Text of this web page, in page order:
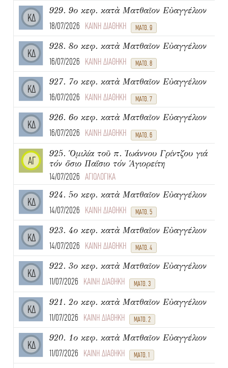
ΚΔ
929. 9ο κεφ. κατὰ Ματθαῖον Εὐαγγέλιον
18/07/2026 ΚΑΙΝΗ ΔΙΑΘΗΚΗ ΜΑΤΘ. 9
ΚΔ
928. 8ο κεφ. κατὰ Ματθαῖον Εὐαγγέλιον
16/07/2026 ΚΑΙΝΗ ΔΙΑΘΗΚΗ ΜΑΤΘ. 8
ΚΔ
927. 7ο κεφ. κατὰ Ματθαῖον Εὐαγγέλιον
16/07/2026 ΚΑΙΝΗ ΔΙΑΘΗΚΗ ΜΑΤΘ. 7
ΚΔ
926. 6ο κεφ. κατὰ Ματθαῖον Εὐαγγέλιον
16/07/2026 ΚΑΙΝΗ ΔΙΑΘΗΚΗ ΜΑΤΘ. 6
ΑΓ
925. Ὁμιλία τοῦ π. Ἰωάννου Γρίντζου γιά
τόν ὅσιο Παΐσιο τόν Ἁγιορείτη
14/07/2026 ΑΓΙΟΛΟΓΙΚΑ
ΚΔ
924. 5ο κεφ. κατὰ Ματθαῖον Εὐαγγέλιον
14/07/2026 ΚΑΙΝΗ ΔΙΑΘΗΚΗ ΜΑΤΘ. 5
ΚΔ
923. 4ο κεφ. κατὰ Ματθαῖον Εὐαγγέλιον
14/07/2026 ΚΑΙΝΗ ΔΙΑΘΗΚΗ ΜΑΤΘ. 4
ΚΔ
922. 3ο κεφ. κατὰ Ματθαῖον Εὐαγγέλιον
11/07/2026 ΚΑΙΝΗ ΔΙΑΘΗΚΗ ΜΑΤΘ. 3
ΚΔ
921. 2ο κεφ. κατὰ Ματθαῖον Εὐαγγέλιον
11/07/2026 ΚΑΙΝΗ ΔΙΑΘΗΚΗ ΜΑΤΘ. 2
ΚΔ
920. 1ο κεφ. κατὰ Ματθαῖον Εὐαγγέλιον
11/07/2026 ΚΑΙΝΗ ΔΙΑΘΗΚΗ ΜΑΤΘ. 1